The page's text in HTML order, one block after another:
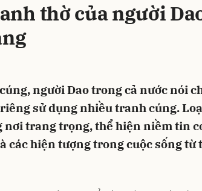
thờ của người
người Dao trong cả nước nói
sử dụng nhiều tranh cúng.
nơi trang trọng, thể hiện niềm tin
các hiện tượng trong cuộc sống từ